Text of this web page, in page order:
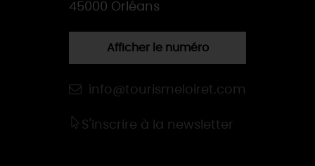
45000 Orléans
Afficher le numéro
info@tourismeloiret.com
S'inscrire à la newsletter